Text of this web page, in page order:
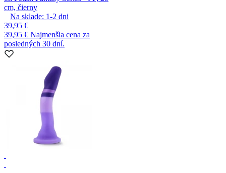
cm, čierny
Na sklade: 1-2 dni
39,95 €
39,95 € Najmenšia cena za
posledných 30 dní.